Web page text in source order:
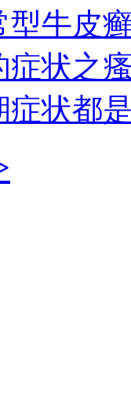
型牛皮
症状之
症状都